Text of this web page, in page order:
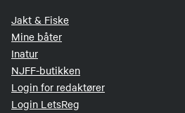
Jakt & Fiske
Mine båter
Inatur
NJFF-butikken
Login for redaktører
Login LetsReg